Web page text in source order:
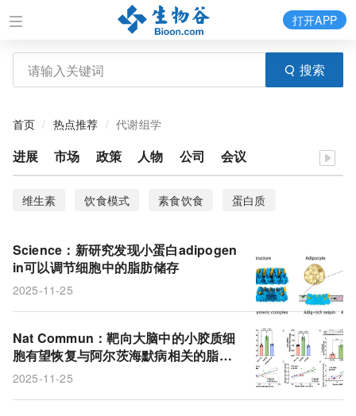
搜索
打开APP
首页 热点推荐 代谢组学
进展 市场 政策 人物 公司 会议
维生素 饮食模式 素食饮食
蛋白质
Science：新研究发现小蛋白adipogen
in可以调节细胞中的脂肪储存
2025-11-25
Nat Commun：靶向大脑中的小胶质细
胞有望恢复与阿尔茨海默病相关的脂质
失衡
2025-11-25